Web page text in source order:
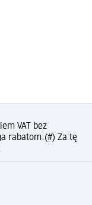
VAT bez
rabatom.(#) Za tę